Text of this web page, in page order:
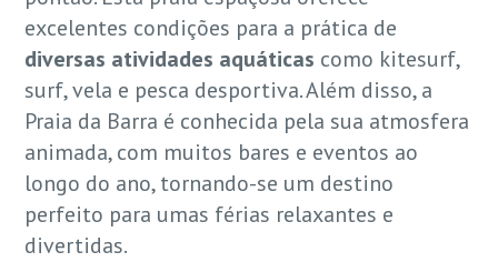
excelentes condições para a prática de
diversas atividades aquáticas como kitesurf,
surf, vela e pesca desportiva. Além disso, a
Praia da Barra é conhecida pela sua atmosfera
animada, com muitos bares e eventos ao
longo do ano, tornando-se um destino
perfeito para umas férias relaxantes e
divertidas.